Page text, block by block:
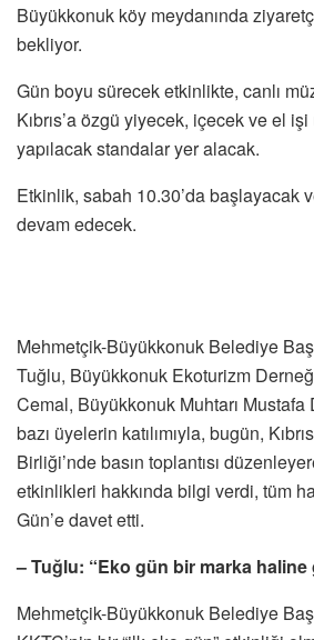
Büyükkonuk köy meydanında
bekliyor.
Gün boyu sürecek etkinlikte, canlı
Kıbrıs’a özgü yiyecek, içecek ve el işi
yapılacak standalar yer alacak.
Etkinlik, sabah 10.30’da başlayacak
devam edecek.
Mehmetçik-Büyükkonuk Belediye
Tuğlu, Büyükkonuk Ekoturizm
Cemal, Büyükkonuk Muhtarı
bazı üyelerin katılımıyla, bugün,
Birliği’nde basın toplantısı
etkinlikleri hakkında bilgi verdi, tüm
Gün’e davet etti.
– Tuğlu: “Eko gün bir marka haline
Mehmetçik-Büyükkonuk Belediye